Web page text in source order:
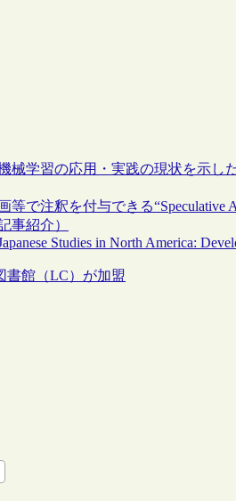
械学習の応用・実践の現状を示し
で注釈を付与できる“Speculative
事紹介）
Studies in North America:
書館（LC）が加盟